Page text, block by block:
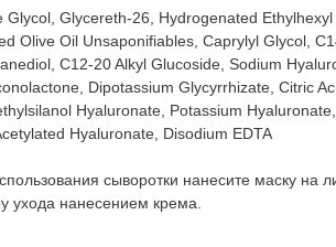
Glycol, Glycereth-26, Hydrogenated
Olive Oil Unsaponifiables, Caprylyl Glycol,
C12-20 Alkyl Glucoside, Sodium
Dipotassium Glycyrrhizate, Citric
Hyaluronate, Potassium
Hyaluronate, Disodium EDTA
сыворотки нанесите маску на
ухода нанесением крема.